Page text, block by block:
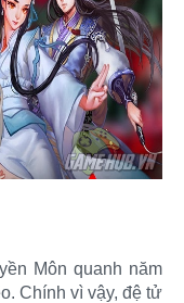
Môn quanh năm
Chính vì vậy, đệ tử